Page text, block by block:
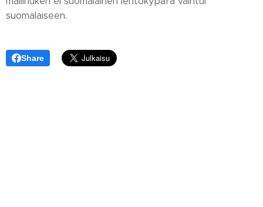
suomalaiseen.
Share